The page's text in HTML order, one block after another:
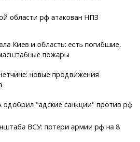
области рф атакован НПЗ
Киев и область: есть погибшие,
пожары
новые продвижения
"адские санкции" против рф
ВСУ: потери армии рф на 8